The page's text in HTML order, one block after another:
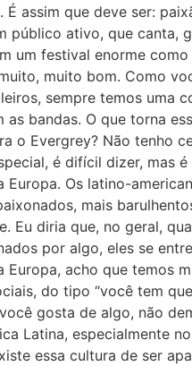
É assim que deve ser:
público ativo, que canta,
um festival enorme como
muito bom. Como
sempre temos uma
as bandas. O que torna
o Evergrey? Não tenho
é difícil dizer, mas
Europa. Os latino-
mais
Eu diria que, no geral,
por algo, eles se
Europa, acho que temos
do tipo “você tem
você gosta de algo, não
Latina, especialmente
essa cultura de ser